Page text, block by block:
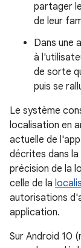
partager
de leur
Dans une
à
de sorte
puis se
Le système
localisation en
actuelle de
décrites dans
précision de la
celle de la
autorisations
application.
Sur Android 10